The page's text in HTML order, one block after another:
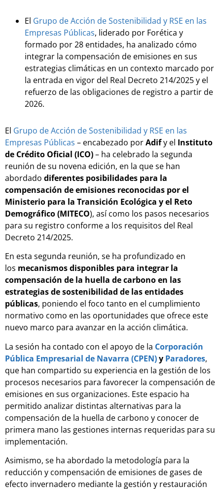
El Grupo de Acción de Sostenibilidad y RSE en las
Empresas Públicas, liderado por Forética y
formado por 28 entidades, ha analizado cómo
integrar la compensación de emisiones en sus
estrategias climáticas en un contexto marcado por
la entrada en vigor del Real Decreto 214/2025 y el
refuerzo de las obligaciones de registro a partir de
2026.
El Grupo de Acción de Sostenibilidad y RSE en las
Empresas Públicas – encabezado porAdify el Instituto
de Crédito Oficial (ICO)– ha celebrado la segunda
reunión de su novena edición, en la que se han
abordado diferentes posibilidades para la
compensación de emisiones reconocidas por el
Ministerio para la Transición Ecológica y el Reto
Demográfico (MITECO), así como los pasos necesarios
para su registro conforme a los requisitos del Real
Decreto 214/2025.
En esta segunda reunión, se ha profundizado en
los mecanismos disponibles para integrar la
compensación de la huella de carbono en las
estrategias de sostenibilidad de las entidades
públicas, poniendo el foco tanto en el cumplimiento
normativo como en las oportunidades que ofrece este
nuevo marco para avanzar en la acción climática.
La sesión ha contado con el apoyo de la Corporación
Pública Empresarial de Navarra (CPEN)y Paradores,
que han compartido su experiencia en la gestión de los
procesos necesarios para favorecer la compensación de
emisiones en sus organizaciones. Este espacio ha
permitido analizar distintas alternativas para la
compensación de la huella de carbono y conocer de
primera mano las gestiones internas requeridas para su
implementación.
Asimismo, se ha abordado la metodología para la
reducción y compensación de emisiones de gases de
efecto invernadero mediante la gestión y restauración